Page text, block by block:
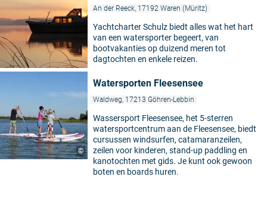
An der Reeck, 17192 Waren (Müritz)
Yachtcharter Schulz biedt alles wat het hart
van een watersporter begeert, van
bootvakanties op duizend meren tot
dagtochten en enkele reizen.
©
Watersporten Fleesensee
Waldweg, 17213 Göhren-Lebbin
Wassersport Fleesensee, het 5-sterren
watersportcentrum aan de Fleesensee, biedt
cursussen windsurfen, catamaranzeilen,
zeilen voor kinderen, stand-up paddling en
kanotochten met gids. Je kunt ook gewoon
boten en boards huren.